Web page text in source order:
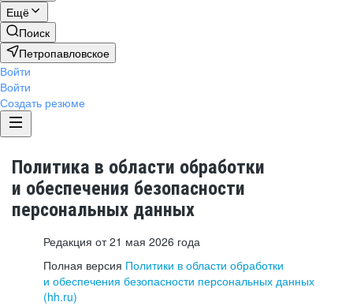
Ещё
Поиск
Петропавловское
Войти
Войти
Создать резюме
Политика в области обработки
и обеспечения безопасности
персональных данных
Редакция от 21 мая 2026 года
Полная версия Политики в области обработки
и обеспечения безопасности персональных данных
(hh.ru)